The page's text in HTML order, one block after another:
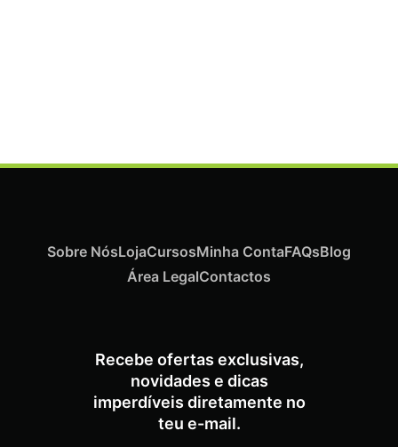
Recebe ofertas exclusivas,
novidades e dicas
imperdíveis diretamente no
teu e-mail.
Sobre NósLojaCursosMinha ContaFAQsBlog
Área LegalContactos